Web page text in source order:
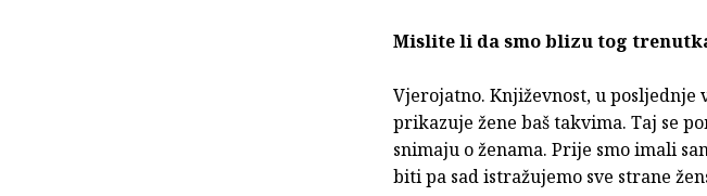
Mislite li da smo blizu tog
Vjerojatno. Književnost, u
prikazuje žene baš takvima. Taj se
snimaju o ženama. Prije smo imali
biti pa sad istražujemo sve strane